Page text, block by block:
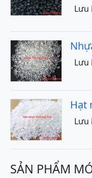
Lưu
Lưu
Hạt
Lưu
SẢN PHẨM